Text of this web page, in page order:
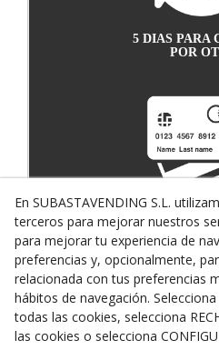
5 DIAS PARA
POR
PAGO
TARJETA DE
En SUBASTAVENDING S.L.
terceros para mejorar nuestros
para mejorar tu experiencia de
preferencias y, opcionalmente,
relacionada con tus preferencias
hábitos de navegación.
todas las cookies, selecciona
las cookies o selecciona